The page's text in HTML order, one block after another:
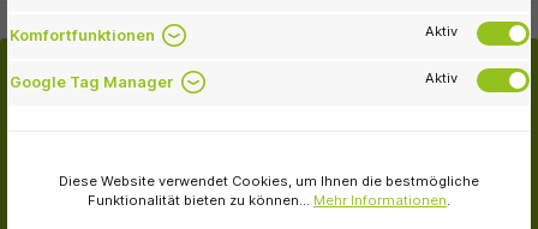
Komfortfunktionen Aktiv
Google Tag Manager Aktiv
Diese Website verwendet Cookies, um Ihnen die bestmögliche
Funktionalität bieten zu können... Mehr Informationen.